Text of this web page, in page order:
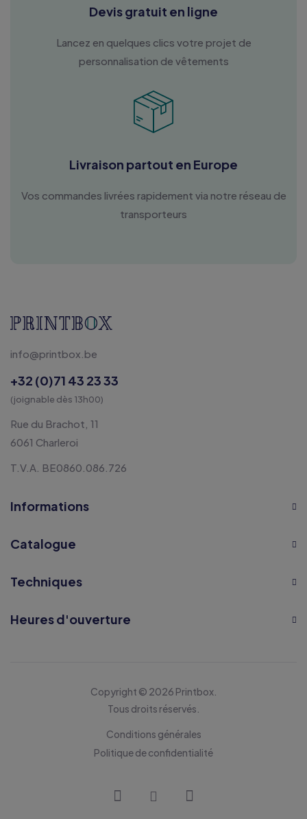
Devis gratuit en ligne
Lancez en quelques clics votre projet de
personnalisation de vêtements
Livraison partout en Europe
Vos commandes livrées rapidement via notre réseau de
transporteurs
info@printbox.be
+32 (0)71 43 23 33
(joignable dès 13h00)
Rue du Brachot, 11
6061 Charleroi
T.V.A. BE0860.086.726
Informations
Catalogue
Techniques
Heures d'ouverture
Copyright © 2026 Printbox.
Tous droits réservés.
Conditions générales
Politique de confidentialité